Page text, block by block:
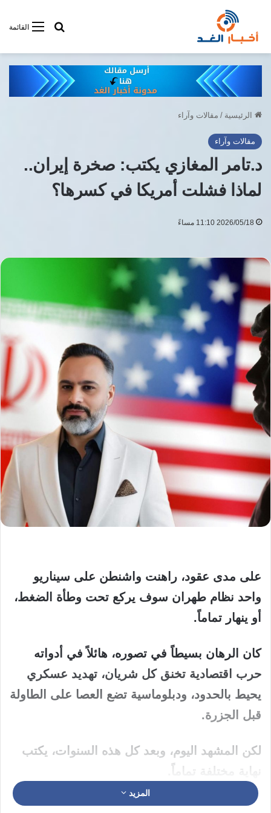
القائمةأبحت فى
الرئيسية / مقالات وآراء
مقالات وآراء
د.تامر المغازي يكتب: صخرة إيران..
لماذا فشلت أمريكا في كسرها؟
2026/05/18 11:10 مساءً
على مدى عقود، راهنت واشنطن على سيناريو
واحد نظام طهران سوف يركع تحت وطأة الضغط،
أو ينهار تماماً.
كان الرهان بسيطاً في تصوره، هائلاً في أدواته
حرب اقتصادية تخنق كل شريان، تهديد عسكري
يحيط بالحدود، ودبلوماسية تضع العصا على الطاولة
قبل الجزرة.
لكن المشهد اليوم، وبعد كل هذه السنوات، يكتب
فإيران لم تركع، وأمريكا لم تنتصر.
المزيد